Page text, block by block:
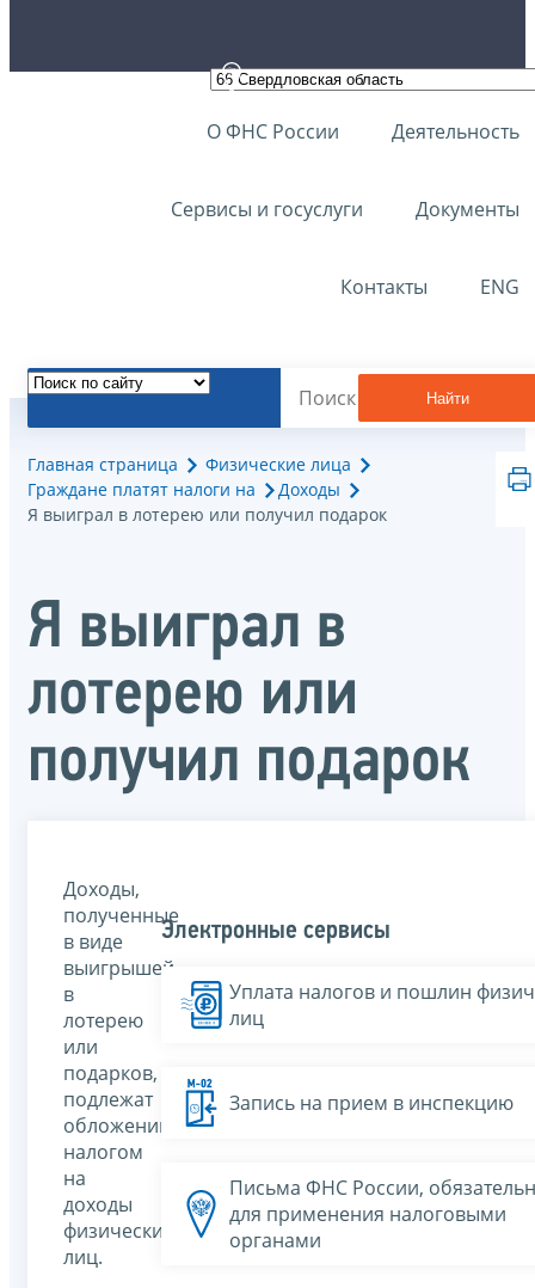
О ФНС России Деятельность
Сервисы и госуслуги Документы
Контакты ENG
Найти
Главная страница
Физические лица
Граждане платят налоги на
Доходы
Я выиграл в лотерею или получил подарок
Я выиграл в
лотерею или
получил подарок
Доходы,
полученные
в виде
выигрышей
в
лотерею
или
подарков,
подлежат
обложению
налогом
на
доходы
физических
лиц.
Электронные сервисы
Уплата налогов и пошлин
лиц
Запись на прием в инспекцию
Письма ФНС России,
для применения налоговыми
органами